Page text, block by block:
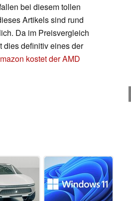
bei diesem tollen
Artikels sind rund
Da im Preisvergleich
dies definitiv eines der
kostet der AMD